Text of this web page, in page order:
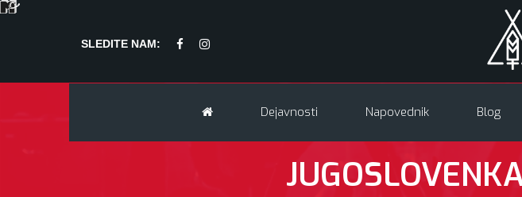
SLEDITE NAM:
Dejavnosti Napovednik Blog